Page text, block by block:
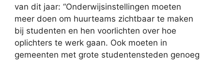
van dit jaar: “Onderwijsinstellingen moeten
meer doen om huurteams zichtbaar te maken
bij studenten en hen voorlichten over hoe
oplichters te werk gaan. Ook moeten in
gemeenten met grote studentensteden genoeg